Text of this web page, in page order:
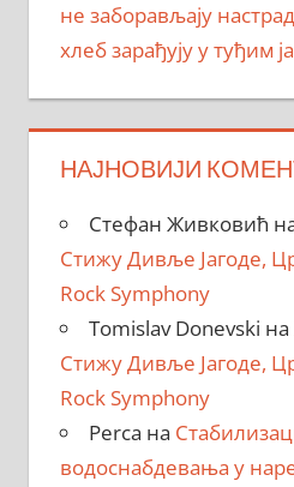
не заборављају
хлеб зарађују у туђим
НАЈНОВИЈИ
Стефан Живковић
Стижу Дивље Јагоде,
Rock Symphony
Tomislav Donevski на
Стижу Дивље Јагоде,
Rock Symphony
Perca на
водоснабдевања у